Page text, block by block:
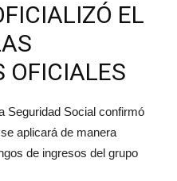
EL
OFICIALES
Seguridad Social confirmó
aplicará de manera
de ingresos del grupo